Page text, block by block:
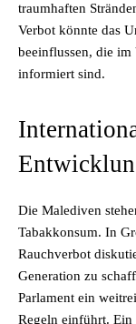
traumhaften
Verbot könnte das
beeinflussen, die
informiert sind.
Die Malediven
Tabakkonsum. In
Rauchverbot
Generation zu
Parlament ein
Regeln einführt. Ein